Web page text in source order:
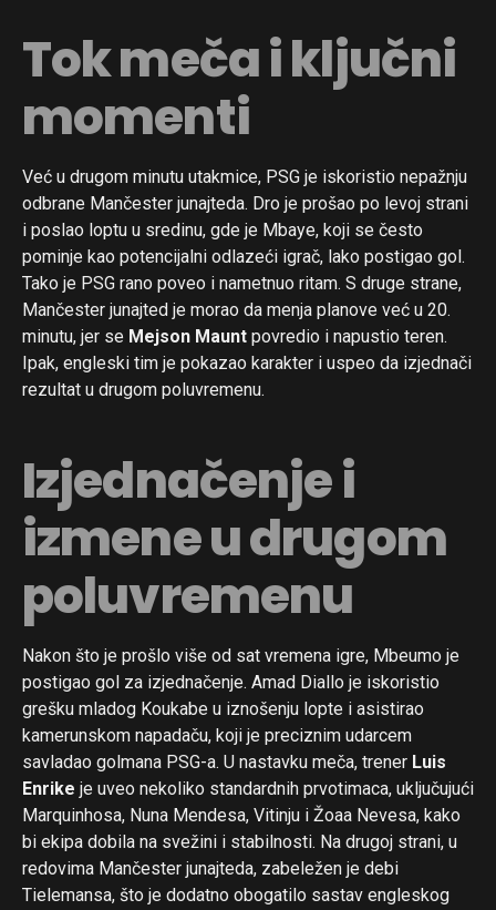
Tok meča i ključni
momenti
Već u drugom minutu utakmice, PSG je iskoristio nepažnju
odbrane Mančester junajteda. Dro je prošao po levoj strani
i poslao loptu u sredinu, gde je Mbaye, koji se često
pominje kao potencijalni odlazeći igrač, lako postigao gol.
Tako je PSG rano poveo i nametnuo ritam. S druge strane,
Mančester junajted je morao da menja planove već u 20.
minutu, jer se Mejson Maunt povredio i napustio teren.
Ipak, engleski tim je pokazao karakter i uspeo da izjednači
rezultat u drugom poluvremenu.
Izjednačenje i
izmene u drugom
poluvremenu
Nakon što je prošlo više od sat vremena igre, Mbeumo je
postigao gol za izjednačenje. Amad Diallo je iskoristio
grešku mladog Koukabe u iznošenju lopte i asistirao
kamerunskom napadaču, koji je preciznim udarcem
savladao golmana PSG-a. U nastavku meča, trener Luis
Enrike je uveo nekoliko standardnih prvotimaca, uključujući
Marquinhosa, Nuna Mendesa, Vitinju i Žoaa Nevesa, kako
bi ekipa dobila na svežini i stabilnosti. Na drugoj strani, u
redovima Mančester junajteda, zabeležen je debi
Tielemansa, što je dodatno obogatilo sastav engleskog
Reddit
Pinterest
Whatsapp
Email